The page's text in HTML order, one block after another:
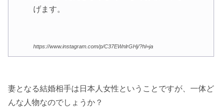
げます。
https://www.instagram.com/p/C37EWnlrGHj/?hl=ja
妻となる結婚相手は日本人女性ということですが、一体ど
んな人物なのでしょうか？